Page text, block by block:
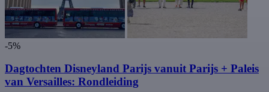
-5%
Dagtochten Disneyland Parijs vanuit Parijs + Paleis
van Versailles: Rondleiding